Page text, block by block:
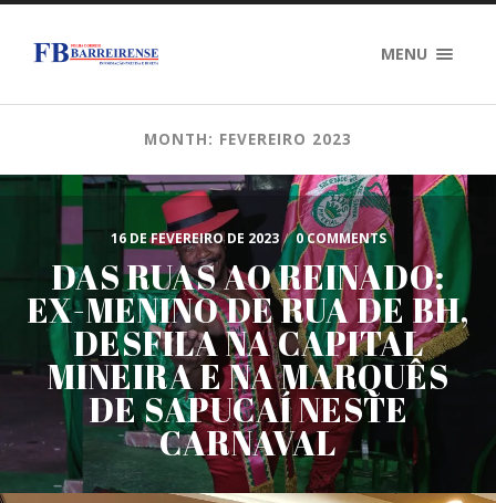
MENU
MONTH: FEVEREIRO 2023
16 DE FEVEREIRO DE 2023 / 0 COMMENTS
DAS RUAS AO REINADO:
EX-MENINO DE RUA DE BH,
DESFILA NA CAPITAL
MINEIRA E NA MARQUÊS
DE SAPUCAÍ NESTE
CARNAVAL